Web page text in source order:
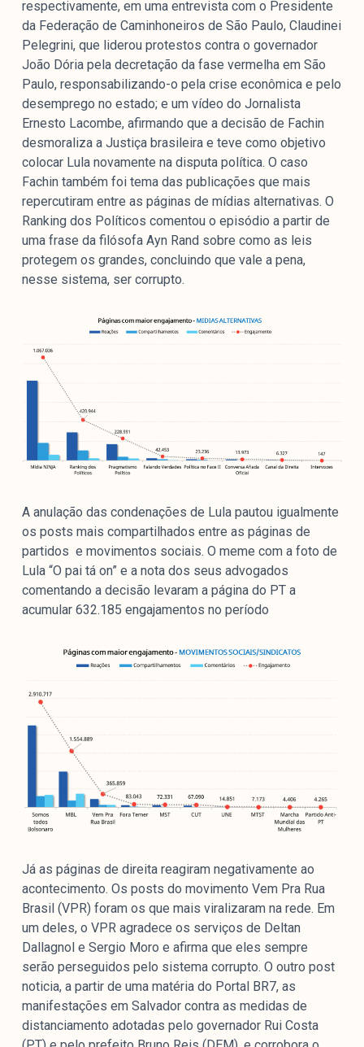
respectivamente, em uma entrevista com o Presidente
da Federação de Caminhoneiros de São Paulo, Claudinei
Pelegrini, que liderou protestos contra o governador
João Dória pela decretação da fase vermelha em São
Paulo, responsabilizando-o pela crise econômica e pelo
desemprego no estado; e um vídeo do Jornalista
Ernesto Lacombe, afirmando que a decisão de Fachin
desmoraliza a Justiça brasileira e teve como objetivo
colocar Lula novamente na disputa política. O caso
Fachin também foi tema das publicações que mais
repercutiram entre as páginas de mídias alternativas. O
Ranking dos Políticos comentou o episódio a partir de
uma frase da filósofa Ayn Rand sobre como as leis
protegem os grandes, concluindo que vale a pena,
nesse sistema, ser corrupto.
A anulação das condenações de Lula pautou igualmente
os posts mais compartilhados entre as páginas de
partidos e movimentos sociais. O meme com a foto de
Lula “O pai tá on” e a nota dos seus advogados
comentando a decisão levaram a página do PT a
acumular 632.185 engajamentos no período
Já as páginas de direita reagiram negativamente ao
acontecimento. Os posts do movimento Vem Pra Rua
Brasil (VPR) foram os que mais viralizaram na rede. Em
um deles, o VPR agradece os serviços de Deltan
Dallagnol e Sergio Moro e afirma que eles sempre
serão perseguidos pelo sistema corrupto. O outro post
noticia, a partir de uma matéria do Portal BR7, as
manifestações em Salvador contra as medidas de
distanciamento adotadas pelo governador Rui Costa